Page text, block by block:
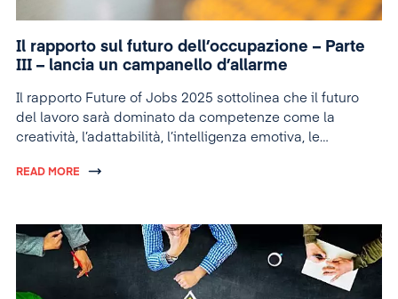
Il rapporto sul futuro dell’occupazione – Parte
III – lancia un campanello d’allarme
Il rapporto Future of Jobs 2025 sottolinea che il futuro
del lavoro sarà dominato da competenze come la
creatività, l’adattabilità, l’intelligenza emotiva, le
sostenibilità, essenziali per prosperare in un ambiente
READ MORE